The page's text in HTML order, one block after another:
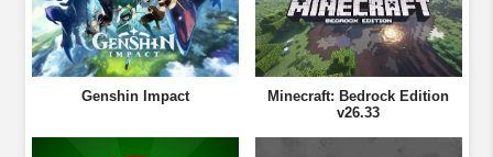
Genshin Impact
Minecraft: Bedrock Edition
v26.33